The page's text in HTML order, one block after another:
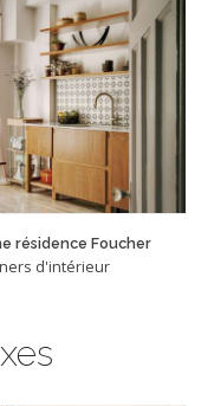
résidence Foucher
d'intérieur